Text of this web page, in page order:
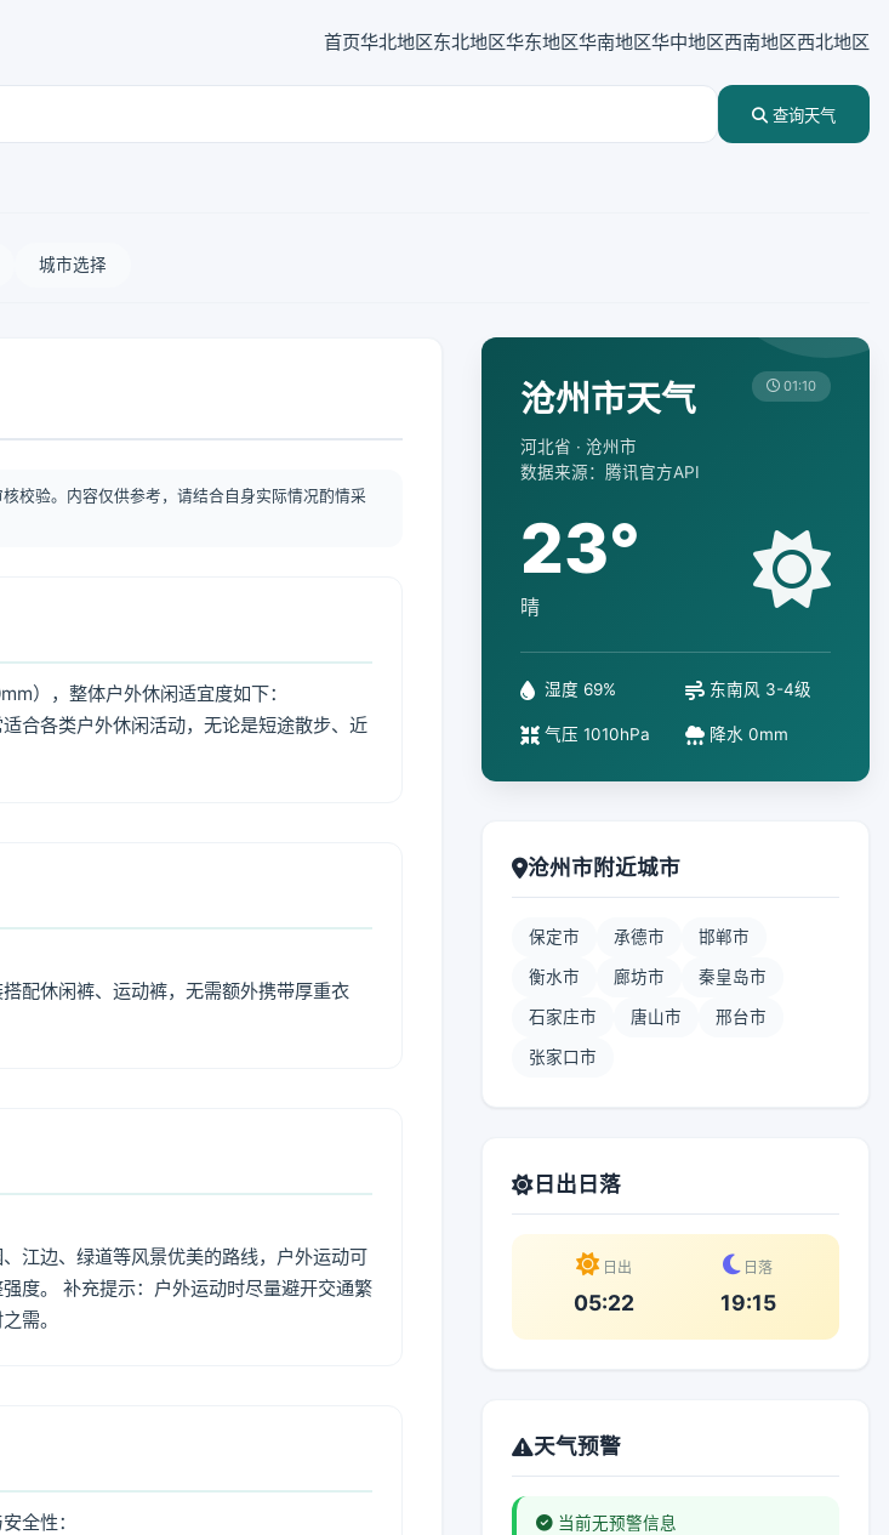
首页华北地区东北地区华东地区华南地区华中地区西南地区西北地区
查询天气
城市选择
校验。内容仅供参考，请结合自身实际情况酌情采
），整体户外休闲适宜度如下：
合各类户外休闲活动，无论是短途散步、近
配休闲裤、运动裤，无需额外携带厚重衣
江边、绿道等风景优美的路线，户外运动可
度。 补充提示：户外运动时尽量避开交通繁
需。
全性：
沧州市天气
河北省 · 沧州市
数据来源：腾讯官方API
01:10
23°
晴
湿度 69% 东南风 3-4级
气压 1010hPa 降水 0mm
沧州市附近城市
保定市 承德市 邯郸市
衡水市 廊坊市 秦皇岛市
石家庄市 唐山市 邢台市
张家口市
日出日落
日出
05:22
日落
19:15
天气预警
当前无预警信息